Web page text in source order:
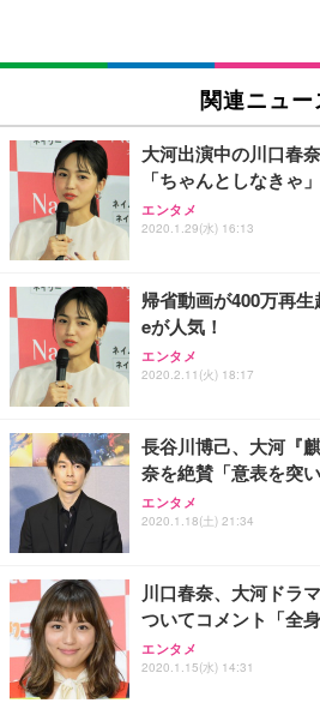
関連ニュー
大河出演中の川口春
「ちゃんとしなきゃ」
エンタメ
2020.1.29(水) 16:13
帰省動画が400万再
eが人気！
エンタメ
2020.2.11(火) 18:17
長谷川博己、大河『
奈を絶賛「意表を突
エンタメ
2020.1.18(土) 21:34
川口春奈、大河ドラ
ついてコメント「全
エンタメ
2020.1.15(水) 14:31